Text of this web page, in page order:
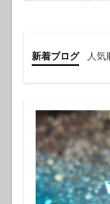
新着ブログ 人気